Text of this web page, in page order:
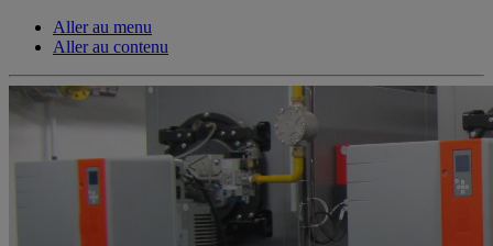
Aller au menu
Aller au contenu